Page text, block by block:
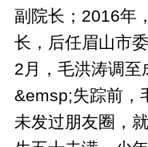
副院长；2016年
长，后任眉山市
2月，毛洪涛调至
&emsp;失踪前，
未发过朋友圈，